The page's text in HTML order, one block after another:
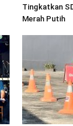
Tingkatkan
Merah Putih